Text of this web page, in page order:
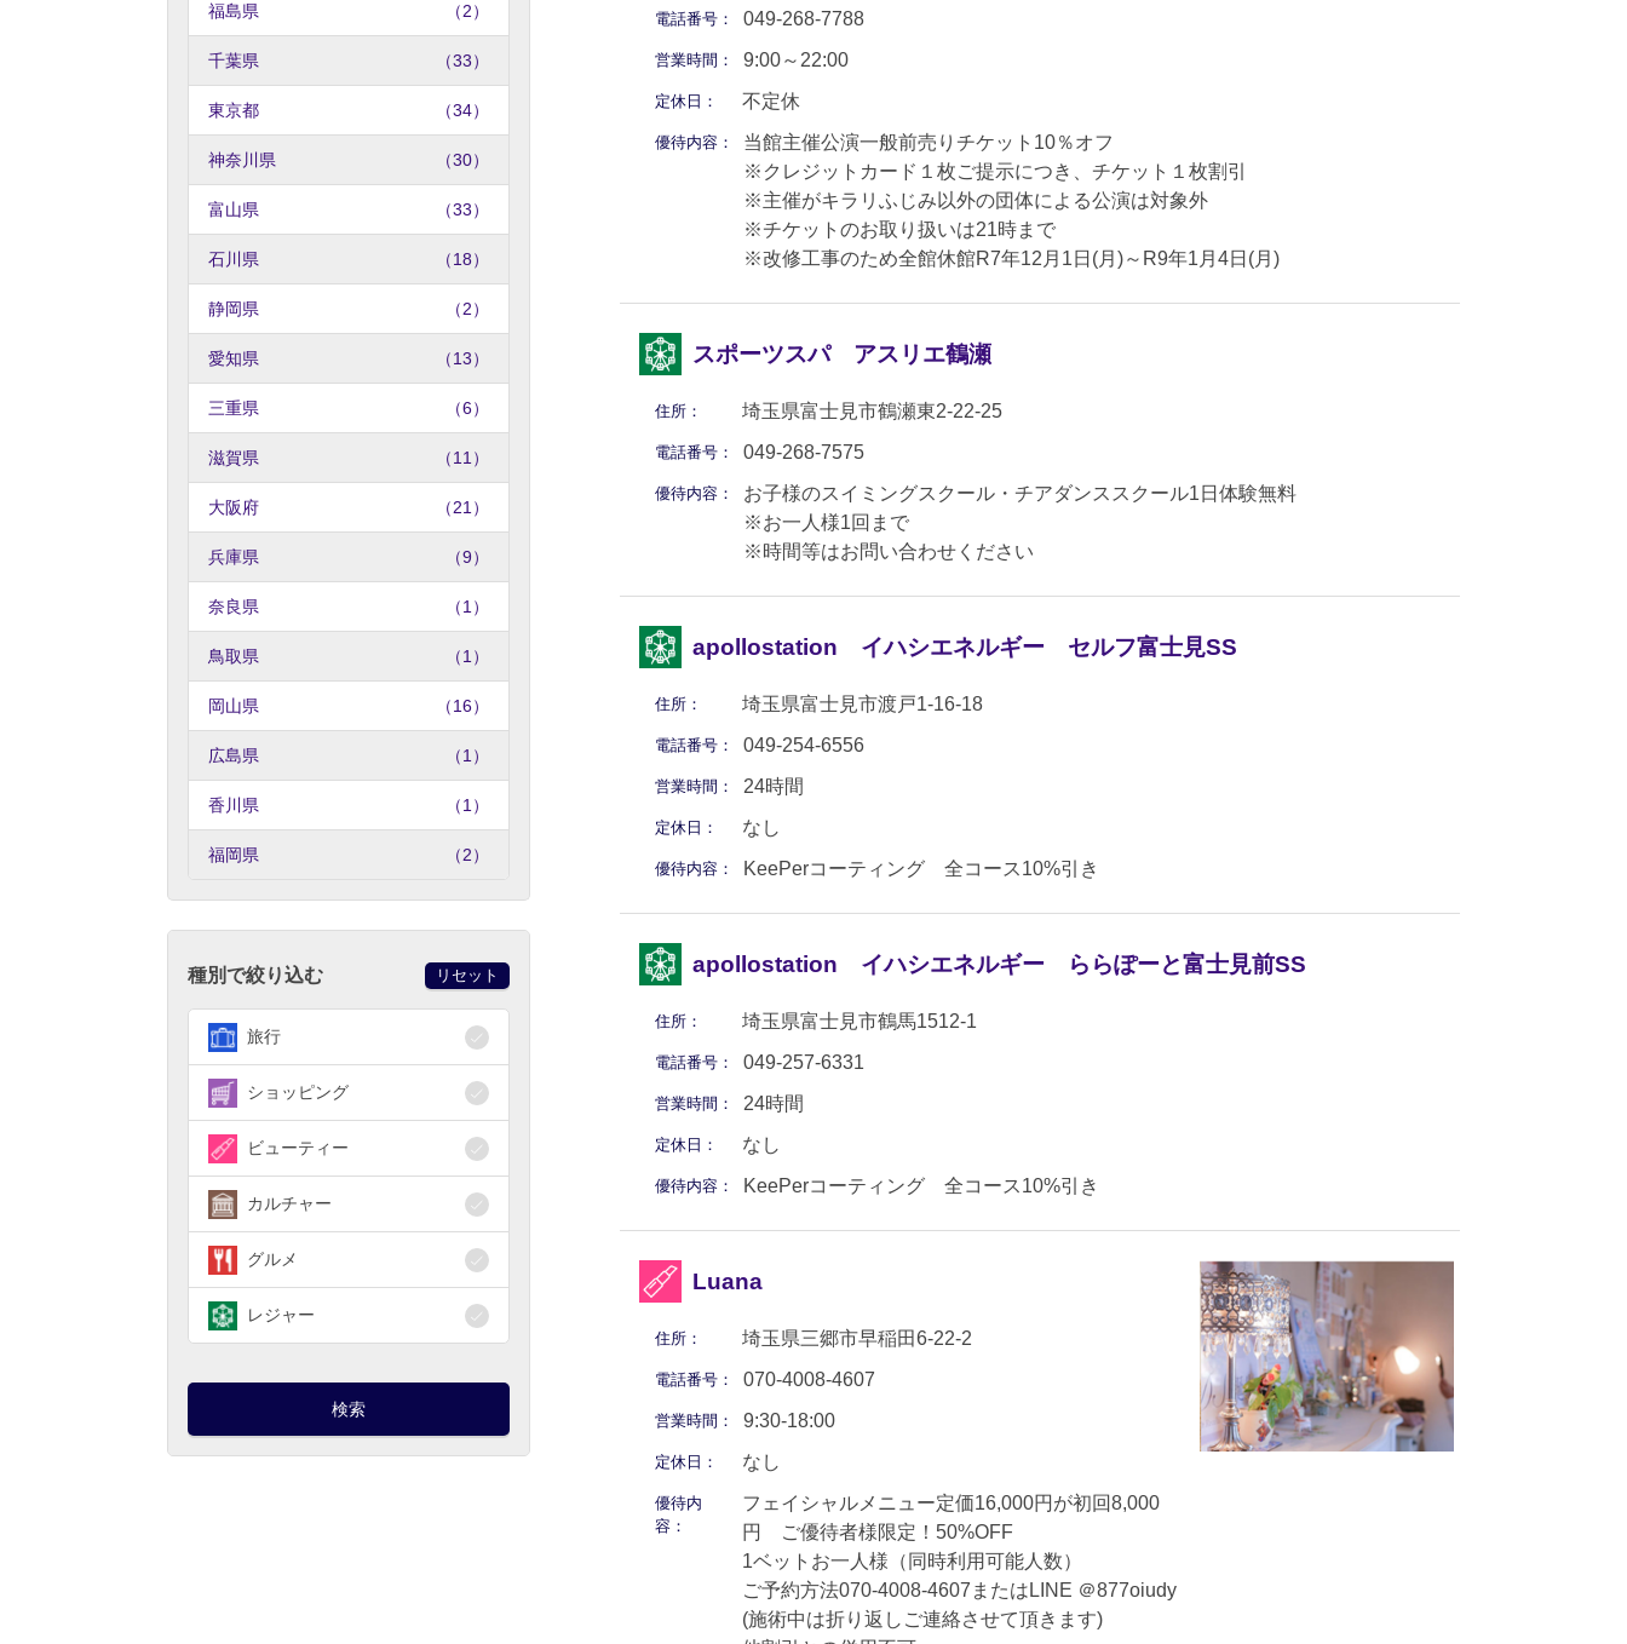
福島県 （2）
千葉県 （33）
東京都 （34）
神奈川県 （30）
富山県 （33）
石川県 （18）
静岡県 （2）
愛知県 （13）
三重県 （6）
滋賀県 （11）
大阪府 （21）
兵庫県 （9）
奈良県 （1）
鳥取県 （1）
岡山県 （16）
広島県 （1）
香川県 （1）
福岡県 （2）
種別で絞り込む リセット
旅行
ショッピング
ビューティー
カルチャー
グルメ
レジャー
電話番号： 049-268-7788
営業時間： 9:00～22:00
定休日： 不定休
優待内容：
当館主催公演一般前売りチケット10％オフ
※クレジットカード１枚ご提示につき、チケット１枚割引
※主催がキラリふじみ以外の団体による公演は対象外
※チケットのお取り扱いは21時まで
※改修工事のため全館休館R7年12月1日(月)～R9年1月4日(月)
スポーツスパ アスリエ鶴瀬
住所： 埼玉県富士見市鶴瀬東2-22-25
電話番号： 049-268-7575
優待内容：
お子様のスイミングスクール・チアダンススクール1日体験無料
※お一人様1回まで
※時間等はお問い合わせください
apollostation イハシエネルギー セルフ富士見SS
住所： 埼玉県富士見市渡戸1-16-18
電話番号： 049-254-6556
営業時間： 24時間
定休日： なし
優待内容： KeePerコーティング 全コース10%引き
apollostation イハシエネルギー ららぽーと富士見前SS
住所： 埼玉県富士見市鶴馬1512-1
電話番号： 049-257-6331
営業時間： 24時間
定休日： なし
優待内容： KeePerコーティング 全コース10%引き
Luana
住所： 埼玉県三郷市早稲田6-22-2
電話番号： 070-4008-4607
営業時間： 9:30-18:00
定休日： なし
優待内
容：
フェイシャルメニュー定価16,000円が初回8,000
円 ご優待者様限定！50%OFF
1ベットお一人様（同時利用可能人数）
ご予約方法070-4008-4607またはLINE ＠877oiudy
(施術中は折り返しご連絡させて頂きます)